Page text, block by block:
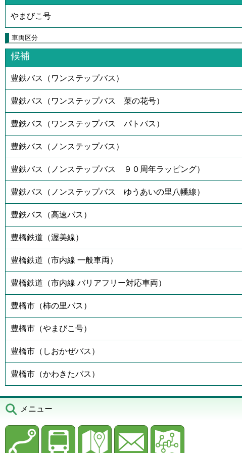
やまびこ号
車両区分
候補
豊鉄バス（ワンステップバス）
豊鉄バス（ワンステップバス 菜の花号）
豊鉄バス（ワンステップバス パトバス）
豊鉄バス（ノンステップバス）
豊鉄バス（ノンステップバス ９０周年ラッピング）
豊鉄バス（ノンステップバス ゆうあいの里八幡線）
豊鉄バス（高速バス）
豊橋鉄道（渥美線）
豊橋鉄道（市内線 一般車両）
豊橋鉄道（市内線 バリアフリー対応車両）
豊橋市（柿の里バス）
豊橋市（やまびこ号）
豊橋市（しおかぜバス）
豊橋市（かわきたバス）
メニュー